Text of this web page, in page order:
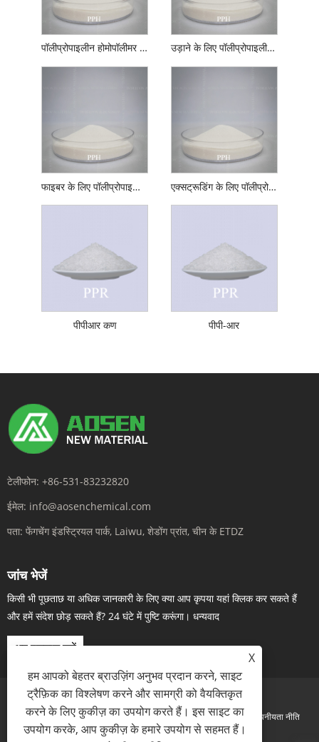
पॉलीप्रोपाइलीन होमोपॉलीमर पाउडर उड़ाने के लिए पॉलीप्रोपाइलीन होमोपोलिमर
फाइबर के लिए पॉलीप्रोपाइलीन होमोपॉलीमर एक्सट्रूडिंग के लिए पॉलीप्रोपाइलीन होमोपॉलीमर
पीपीआर कण पीपी-आर
टेलीफोन: +86-531-83232820
ईमेल: info@aosenchemical.com
पता: फेंगचेंग इंडस्ट्रियल पार्क, Laiwu, शेडोंग प्रांत, चीन के ETDZ
जांच भेजें
किसी भी पूछताछ या अधिक जानकारी के लिए क्या आप कृपया यहां क्लिक कर सकते हैं
और हमें संदेश छोड़ सकते हैं? 24 घंटे में पुष्टि करूंगा। धन्यवाद
अब पूछताछ करें
Links Sitemap RSS XML गोपनीयता नीति
X
हम आपको बेहतर ब्राउज़िंग अनुभव प्रदान करने, साइट
ट्रैफ़िक का विश्लेषण करने और सामग्री को वैयक्तिकृत
करने के लिए कुकीज़ का उपयोग करते हैं। इस साइट का
उपयोग करके, आप कुकीज़ के हमारे उपयोग से सहमत हैं।